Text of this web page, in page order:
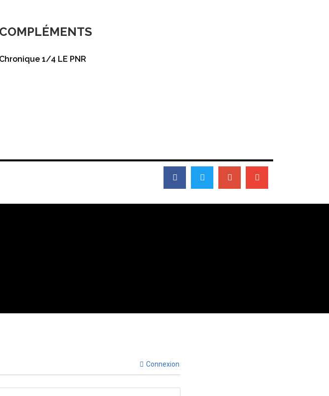
COMPLÉMENTS
Chronique 1/4 LE PNR
Connexion